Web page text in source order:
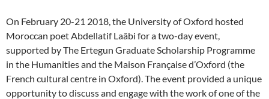
On February 20-21 2018, the University of Oxford hosted
Moroccan poet Abdellatif Laâbi for a two-day event,
supported by The Ertegun Graduate Scholarship Programme
in the Humanities and the Maison Française d’Oxford (the
French cultural centre in Oxford). The event provided a unique
opportunity to discuss and engage with the work of one of the